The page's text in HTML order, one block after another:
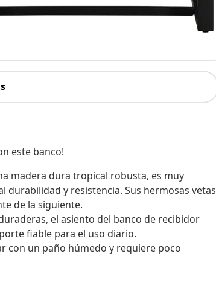
este banco!
madera dura tropical robusta, es muy
durabilidad y resistencia. Sus hermosas vetas
de la siguiente.
el asiento del banco de recibidor
fiable para el uso diario.
con un paño húmedo y requiere poco